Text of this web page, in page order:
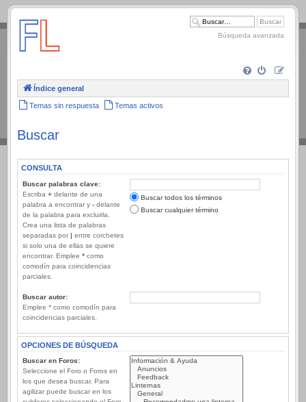
.
Búsqueda avanzada
Índice general
Temas sin respuesta Temas activos
Buscar
CONSULTA
Buscar palabras clave:
Escriba + delante de una
palabra a encontrar y - delante
de la palabra para excluirla.
Crea una lista de palabras
separadas por | entre corchetes
si solo una de ellas se quiere
encontrar. Emplee * como
comodín para coincidencias
parciales.
Buscar todos los términos
Buscar cualquier término
Buscar autor:
Emplee * como comodín para
coincidencias parciales.
OPCIONES DE BÚSQUEDA
Buscar en Foros:
Seleccione el Foro o Foros en
los que desea buscar. Para
agilizar puede buscar en los